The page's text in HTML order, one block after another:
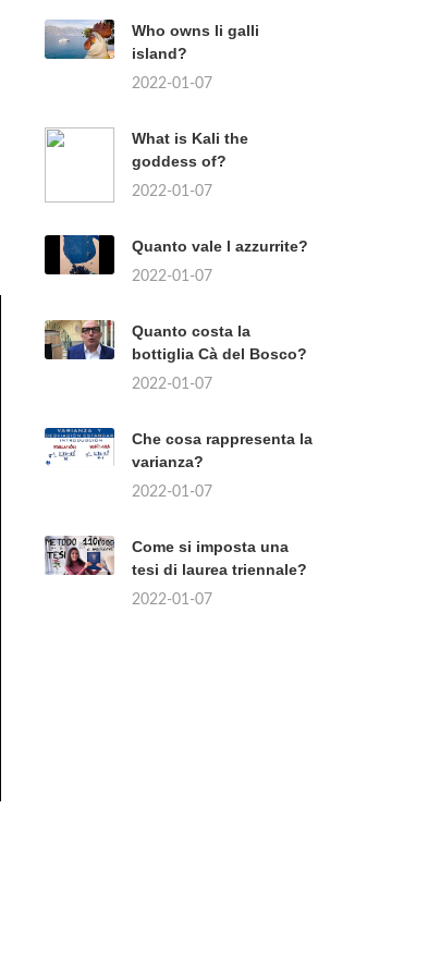
Who owns li galli
island?
2022-01-07
What is Kali the
goddess of?
2022-01-07
Quanto vale l azzurrite?
2022-01-07
Quanto costa la
bottiglia Cà del Bosco?
2022-01-07
Che cosa rappresenta la
varianza?
2022-01-07
Come si imposta una
tesi di laurea triennale?
2022-01-07